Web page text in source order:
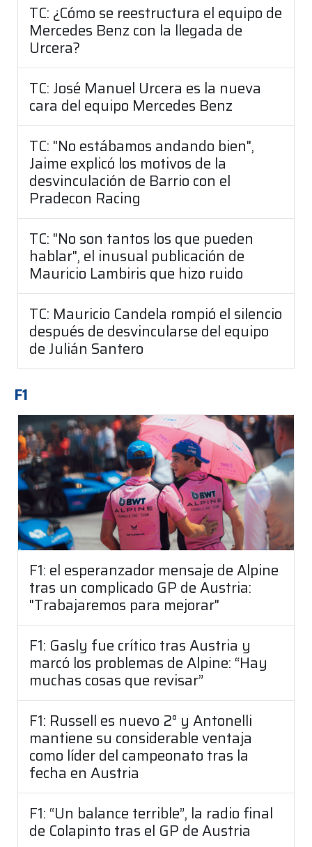
TC: ¿Cómo se reestructura el equipo de
Mercedes Benz con la llegada de
Urcera?
TC: José Manuel Urcera es la nueva
cara del equipo Mercedes Benz
TC: "No estábamos andando bien",
Jaime explicó los motivos de la
desvinculación de Barrio con el
Pradecon Racing
TC: "No son tantos los que pueden
hablar", el inusual publicación de
Mauricio Lambiris que hizo ruido
TC: Mauricio Candela rompió el silencio
después de desvincularse del equipo
de Julián Santero
F1
F1: el esperanzador mensaje de Alpine
tras un complicado GP de Austria:
"Trabajaremos para mejorar"
F1: Gasly fue crítico tras Austria y
marcó los problemas de Alpine: “Hay
muchas cosas que revisar”
F1: Russell es nuevo 2° y Antonelli
mantiene su considerable ventaja
como líder del campeonato tras la
fecha en Austria
F1: “Un balance terrible”, la radio final
de Colapinto tras el GP de Austria